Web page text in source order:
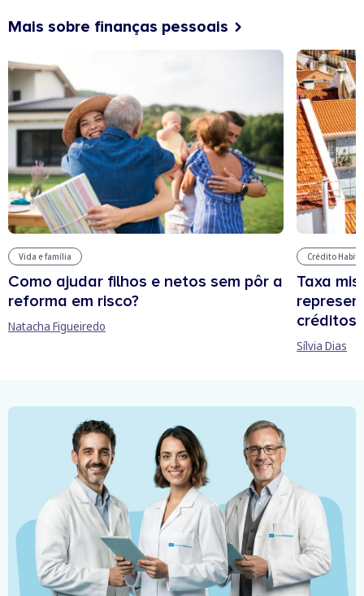
Mais sobre finanças pessoais
Vida e família
Como ajudar filhos e netos sem pôr a
reforma em risco?
Natacha Figueiredo
Crédito
Taxa
créditos
Sílvia Dias